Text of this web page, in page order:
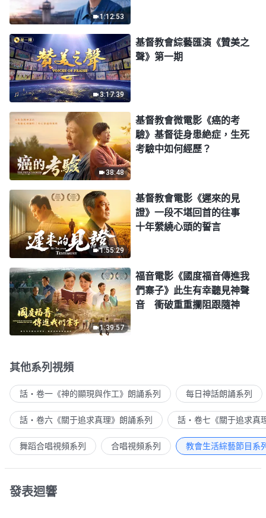
1:12:53
3:17:39
基督教會綜藝匯演《贊美之
聲》第一期
38:48
基督教會微電影《癌的考
驗》基督徒身患絶症，生死
考驗中如何經歷？
1:55:29
基督教會電影《遲來的見
證》一段不堪回首的往事
十年縈繞心頭的誓言
1:39:57
福音電影《國度福音傳進我
們寨子》此生有幸聽見神聲
音 衝破重重攔阻跟隨神
其他系列視頻
話・卷一《神的顯現與作工》朗誦系列 每日神話朗誦系列
話・卷六《關于追求真理》朗誦系列 話・卷七《關于追求真
舞蹈合唱視頻系列 合唱視頻系列 教會生活綜藝節目系
發表迴響